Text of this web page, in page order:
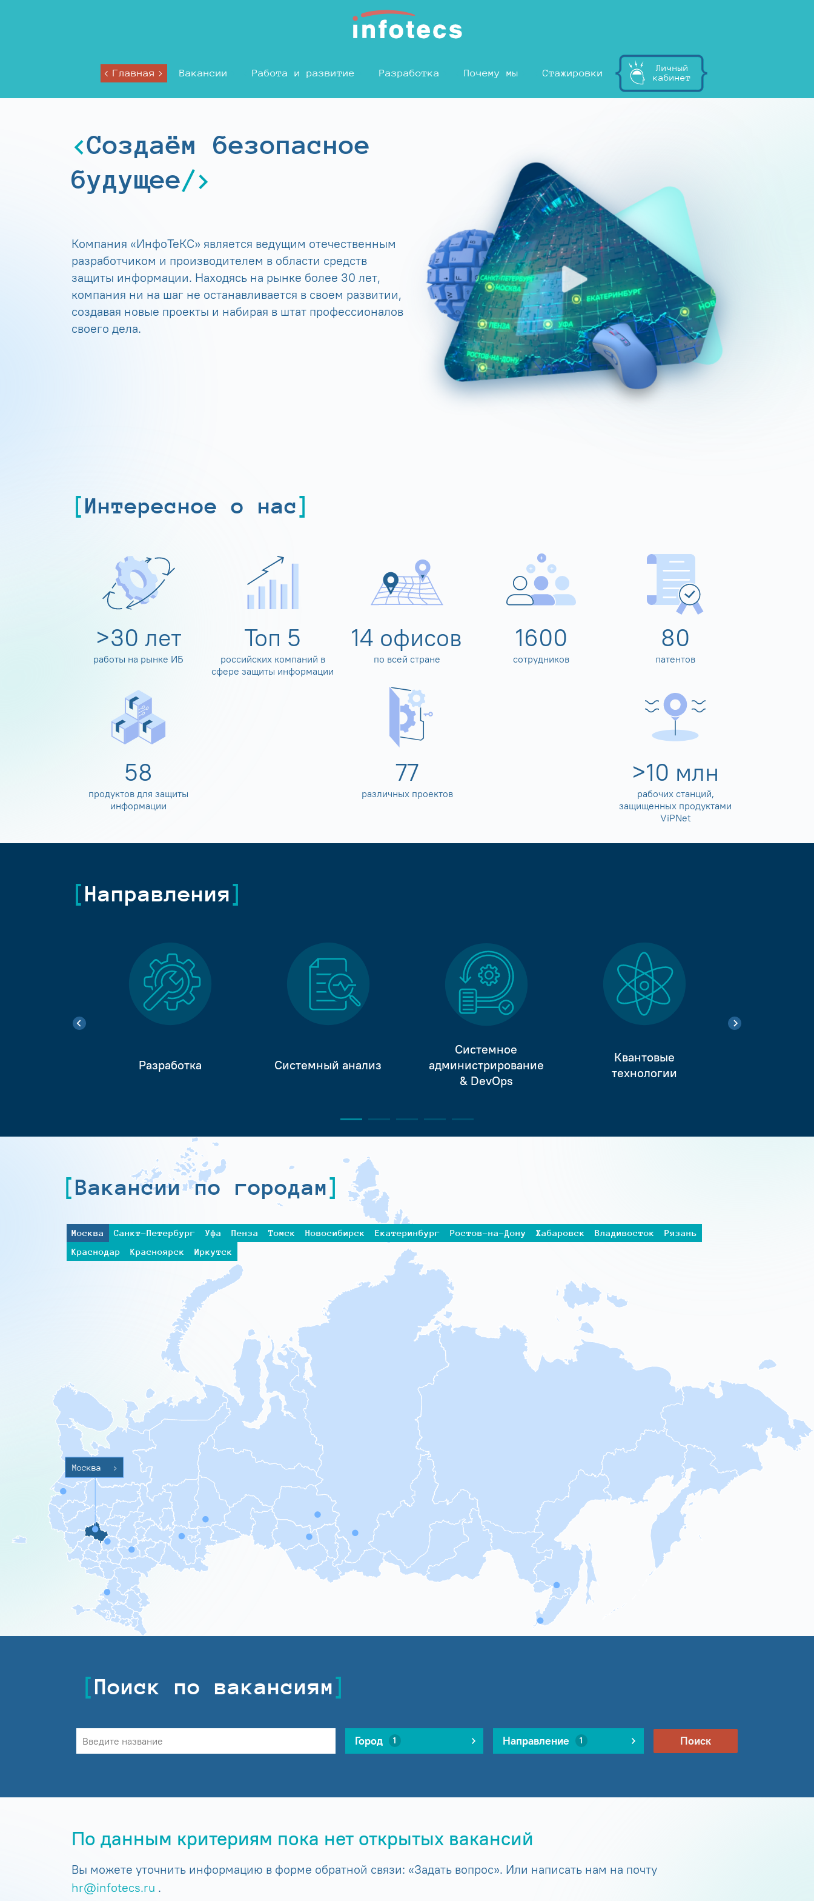
Главная Вакансии Работа и развитие Разработка Почему мы Стажировки
Личный
кабинет
Создаём безопасное
будущее
Компания «ИнфоТеКС» является ведущим отечественным
разработчиком и производителем в области средств
защиты информации. Находясь на рынке более 30 лет,
компания ни на шаг не останавливается в своем развитии,
создавая новые проекты и набирая в штат профессионалов
своего дела.
Интересное о нас
>30 лет
работы на рынке ИБ
Топ 5
российских компаний в
сфере защиты информации
14 офисов
по всей стране
1600
сотрудников
80
патентов
60
продуктов для защиты
информации
80
различных проектов
>10 млн
рабочих станций,
защищенных продуктами
ViPNet
Направления
Разработка Системный анализ
Системное
администрирование
& DevOps
Квантовые
технологии
Вакансии по городам
Москва Санкт-Петербург Уфа Пенза Томск Новосибирск Екатеринбург Ростов-на-Дону Хабаровск Владивосток
Рязань
Краснодар
Красноярск Иркутск
Москва >
Поиск по вакансиям
Город 1 Направление 1 Поиск
По данным критериям пока нет открытых вакансий
Вы можете уточнить информацию в форме обратной связи: «Задать вопрос». Или написать нам на почту
hr@infotecs.ru .